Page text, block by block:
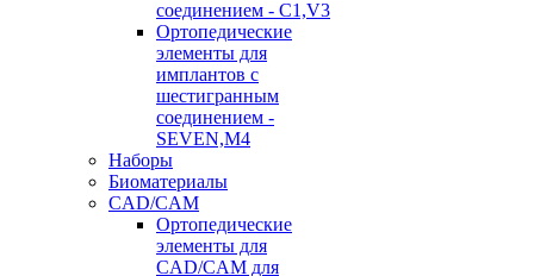
соединением - C1,V3
Ортопедические
элементы для
имплантов с
шестигранным
соединением -
SEVEN,M4
Наборы
Биоматериалы
CAD/CAM
Ортопедические
элементы для
CAD/CAM для